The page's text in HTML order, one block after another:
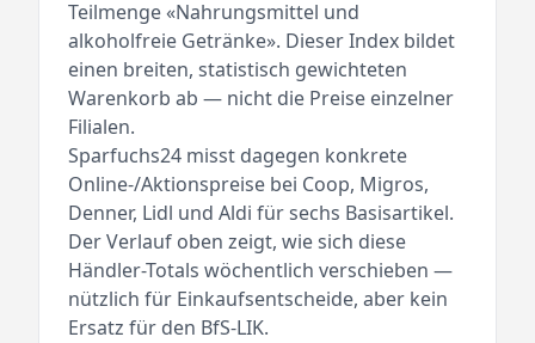
Teilmenge «Nahrungsmittel und
alkoholfreie Getränke». Dieser Index bildet
einen breiten, statistisch gewichteten
Warenkorb ab — nicht die Preise einzelner
Filialen.
Sparfuchs24 misst dagegen konkrete
Online-/Aktionspreise bei Coop, Migros,
Denner, Lidl und Aldi für sechs Basisartikel.
Der Verlauf oben zeigt, wie sich diese
Händler-Totals wöchentlich verschieben —
nützlich für Einkaufsentscheide, aber kein
Ersatz für den BfS-LIK.